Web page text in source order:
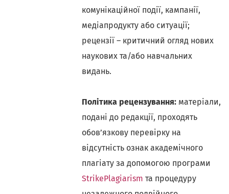
комунікаційної події, кампанії,
медіапродукту або ситуації;
рецензії – критичний огляд нових
наукових та/або навчальних
видань.
Політика рецензування: матеріали,
подані до редакції, проходять
обов’язкову перевірку на
відсутність ознак академічного
плагіату за допомогою програми
StrikePlagiarism та процедуру